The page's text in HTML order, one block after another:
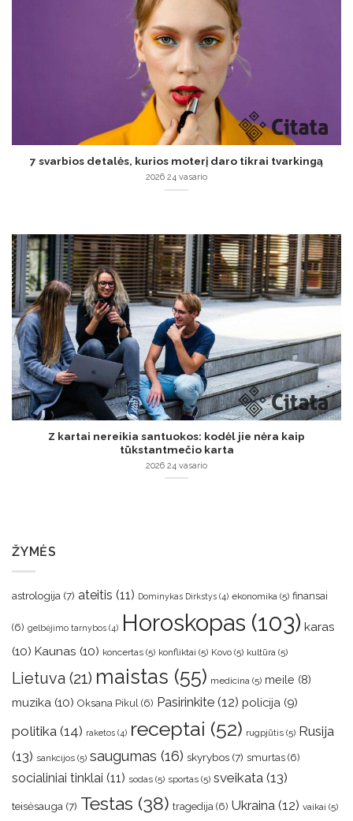
7 svarbios detalės, kurios moterį daro tikrai tvarkingą
2026 24 vasario
Z kartai nereikia santuokos: kodėl jie nėra kaip
tūkstantmečio karta
2026 24 vasario
ŽYMĖS
astrologija (7) ateitis (11) Dominykas Dirkstys (4) ekonomika (5) finansai
(6) gelbėjimo tarnybos (4) Horoskopas (103) karas
(10) Kaunas (10) koncertas (5) konfliktai (5) Kovo (5) kultūra (5)
Lietuva (21) maistas (55) medicina (5) meile (8)
muzika (10) Oksana Pikul (6) Pasirinkite (12) policija (9)
politika (14) raketos (4) receptai (52) rugpjūtis (5) Rusija
(13) sankcijos (5) saugumas (16) skyrybos (7) smurtas (6)
socialiniai tinklai (11) sodas (5) sportas (5) sveikata (13)
teisėsauga (7) Testas (38) tragedija (6) Ukraina (12) vaikai (5)